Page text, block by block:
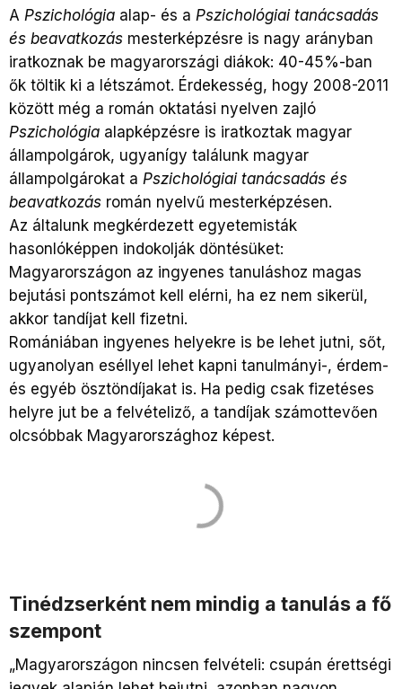
A Pszichológia alap- és a Pszichológiai tanácsadás
és beavatkozás mesterképzésre is nagy arányban
iratkoznak be magyarországi diákok: 40-45%-ban
ők töltik ki a létszámot. Érdekesség, hogy 2008-2011
között még a román oktatási nyelven zajló
Pszichológia alapképzésre is iratkoztak magyar
állampolgárok, ugyanígy találunk magyar
állampolgárokat a Pszichológiai tanácsadás és
beavatkozás román nyelvű mesterképzésen.
Az általunk megkérdezett egyetemisták
hasonlóképpen indokolják döntésüket:
Magyarországon az ingyenes tanuláshoz magas
bejutási pontszámot kell elérni, ha ez nem sikerül,
akkor tandíjat kell fizetni.
Romániában ingyenes helyekre is be lehet jutni, sőt,
ugyanolyan eséllyel lehet kapni tanulmányi-, érdem-
és egyéb ösztöndíjakat is. Ha pedig csak fizetéses
helyre jut be a felvételiző, a tandíjak számottevően
olcsóbbak Magyarországhoz képest.
Tinédzserként nem mindig a tanulás a fő
szempont
„Magyarországon nincsen felvételi: csupán érettségi